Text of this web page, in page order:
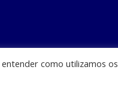
como utilizamos os